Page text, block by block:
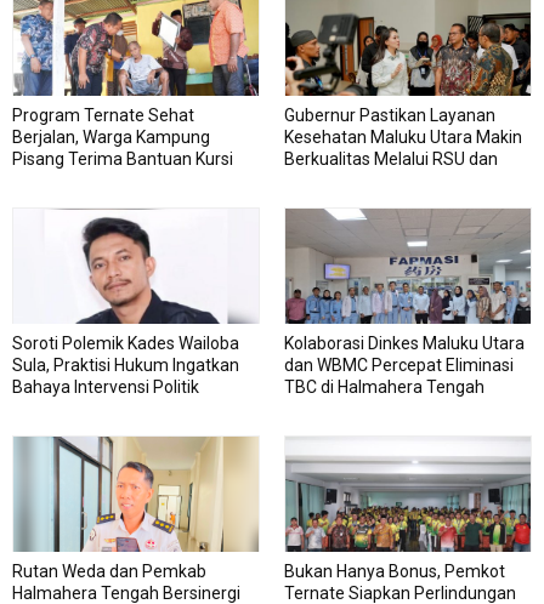
Program Ternate Sehat
Berjalan, Warga Kampung
Pisang Terima Bantuan Kursi
Gubernur Pastikan Layanan
Kesehatan Maluku Utara Makin
Berkualitas Melalui RSU dan
Soroti Polemik Kades Wailoba
Sula, Praktisi Hukum Ingatkan
Bahaya Intervensi Politik
Kolaborasi Dinkes Maluku Utara
dan WBMC Percepat Eliminasi
TBC di Halmahera Tengah
Rutan Weda dan Pemkab
Halmahera Tengah Bersinergi
Bukan Hanya Bonus, Pemkot
Ternate Siapkan Perlindungan